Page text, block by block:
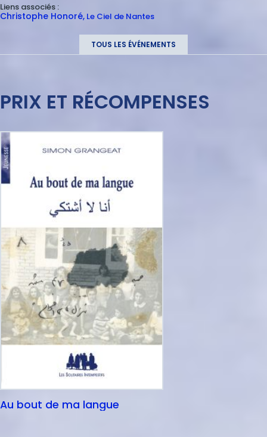
Liens associés :
Christophe Honoré Le Ciel de Nantes
TOUS LES ÉVÉNEMENTS
PRIX ET RÉCOMPENSES
Au bout de ma langue